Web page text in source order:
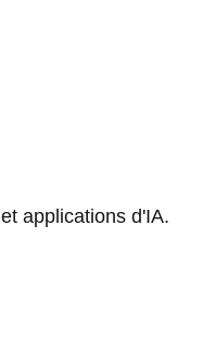
applications d'IA.